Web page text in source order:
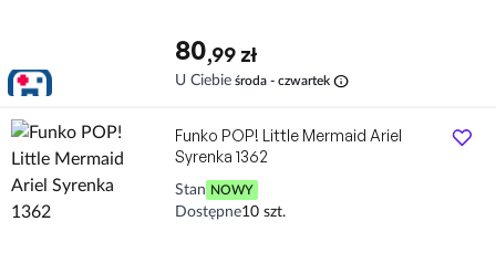
80,99 zł
U Ciebie środa - czwartek info
Funko POP! Little Mermaid Ariel
Syrenka 1362
Stan NOWY
Dostępne10 szt.